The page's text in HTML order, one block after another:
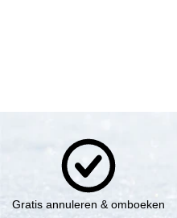
Gratis annuleren & omboeken